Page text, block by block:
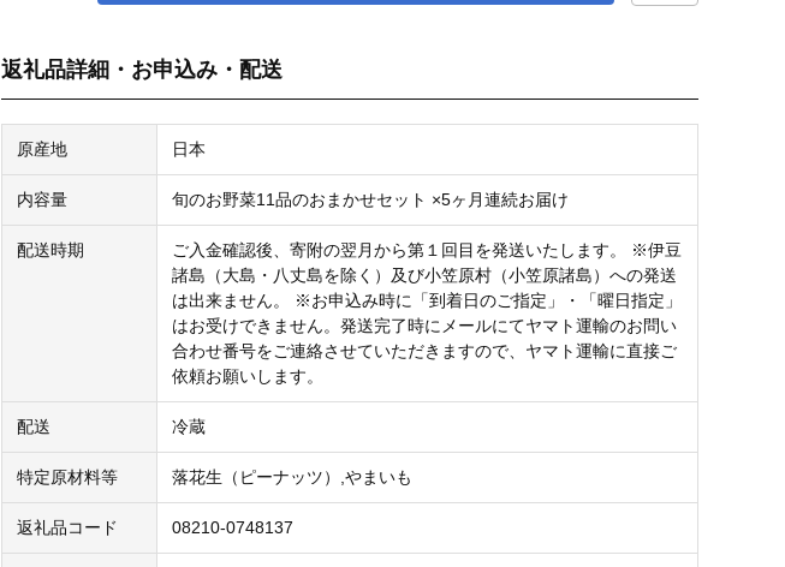
返礼品詳細・お申込み・配送
原産地 日本
内容量 旬のお野菜11品のおまかせセット ×5ヶ月連続お届け
配送時期
ご入金確認後、寄附の翌月から第１回目を発送いたします。 ※伊豆
諸島（大島・八丈島を除く）及び小笠原村（小笠原諸島）への発送
は出来ません。 ※お申込み時に「到着日のご指定」・「曜日指定」
はお受けできません。発送完了時にメールにてヤマト運輸のお問い
合わせ番号をご連絡させていただきますので、ヤマト運輸に直接ご
依頼お願いします。
配送 冷蔵
特定原材料等 落花生（ピーナッツ）,やまいも
返礼品コード 08210-0748137